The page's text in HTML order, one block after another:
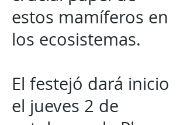
estos mamíferos en
los ecosistemas.
El festejó dará inicio
el jueves 2 de